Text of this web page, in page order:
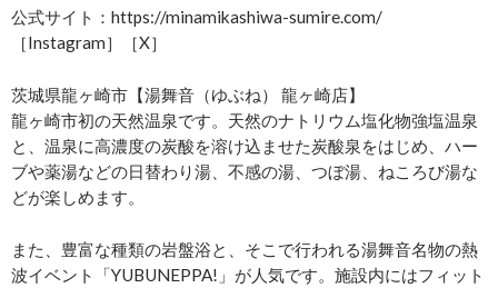
公式サイト：https://minamikashiwa-sumire.com/
［Instagram］［X］
茨城県龍ヶ崎市【湯舞音（ゆぶね） 龍ヶ崎店】
龍ヶ崎市初の天然温泉です。天然のナトリウム塩化物強塩温泉
と、温泉に高濃度の炭酸を溶け込ませた炭酸泉をはじめ、ハー
ブや薬湯などの日替わり湯、不感の湯、つぼ湯、ねころび湯な
どが楽しめます。
また、豊富な種類の岩盤浴と、そこで行われる湯舞音名物の熱
波イベント「YUBUNEPPA!」が人気です。施設内にはフィット